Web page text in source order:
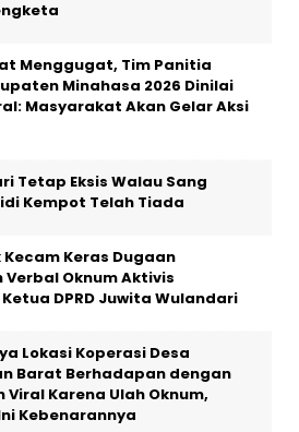
Menggugat, Tim Panitia
Minahasa 2026 Dinilai
Masyarakat Akan Gelar Aksi
Tetap Eksis Walau Sang
Kempot Telah Tiada
Kecam Keras Dugaan
Verbal Oknum Aktivis
DPRD Juwita Wulandari
Lokasi Koperasi Desa
Barat Berhadapan dengan
Viral Karena Ulah Oknum,
Kebenarannya